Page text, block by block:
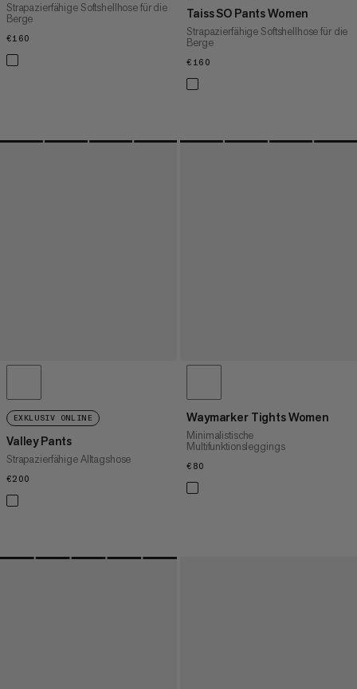
Strapazierfähige Softshellhose für die
Berge
€160
Taiss SO Pants Women
Strapazierfähige Softshellhose für die
Berge
€160
EXKLUSIV ONLINE
Valley Pants
Strapazierfähige Alltagshose
€200
Waymarker Tights Women
Minimalistische
Multifunktionsleggings
€80